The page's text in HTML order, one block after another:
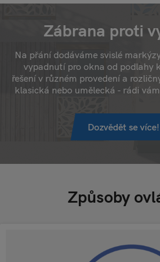
Zábrana proti
Na přání dodáváme svislé
vypadnutí pro okna od podlahy
řešení v různém provedení a
klasická nebo umělecká - rádi
Dozvědět se více!
Způsoby